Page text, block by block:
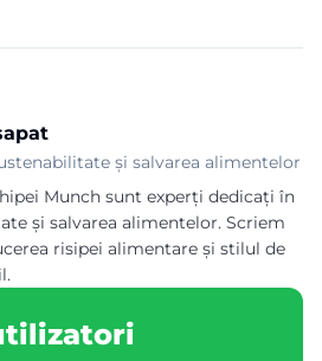
și salvarea alimentelor
Munch sunt experți dedicați în
și salvarea alimentelor. Scriem
risipei alimentare și stilul de